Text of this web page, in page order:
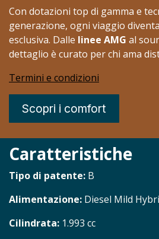
Con dotazioni top di gamma e
generazione, ogni viaggio
esclusiva. Dalle linee AMG al
dettaglio è curato per chi ama
Termini e condizioni
Scopri i comfort
Caratteristiche
Tipo di patente: B
Alimentazione: Diesel Mild
Cilindrata: ​1.993 cc